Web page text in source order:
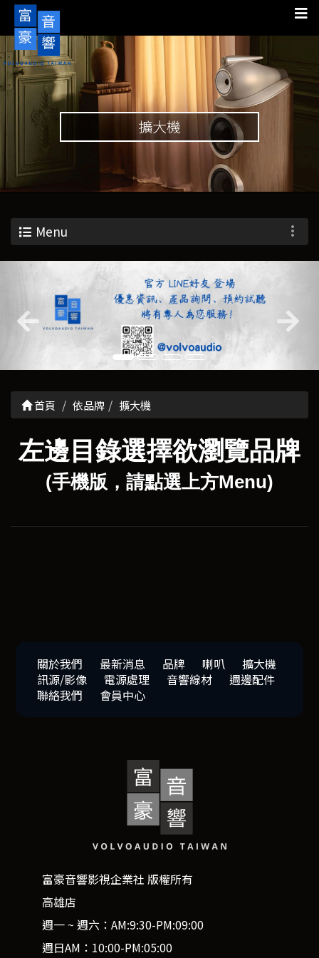
擴大機
Menu
首頁 依品牌 擴大機
左邊目錄選擇欲瀏覽品牌
(手機版，請點選上方Menu)
關於我們 最新消息 品牌 喇叭
擴大機
訊源/影像
電源處理 音響線材
週邊配件
聯絡我們
會員中心
富豪音響影視企業社 版權所有
高雄店
週一 ~ 週六：AM:9:30-PM:09:00
週日AM：10:00-PM:05:00